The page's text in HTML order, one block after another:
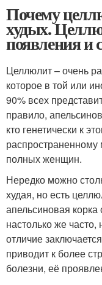
Почему
худых.
появления и
Целлюлит – очень
которое в той или
90% всех
правило,
кто генетически к
распространенному
полных женщин.
Нередко можно
худая, но есть
апельсиновая
настолько же
отличие
приводит к более
болезни, её